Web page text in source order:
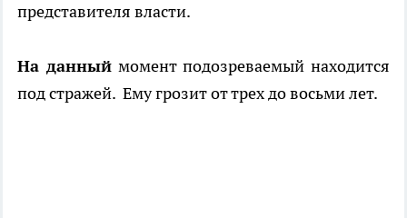
представителя власти.
На данныймомент подозреваемый находится
под стражей. Ему грозит от трех до восьми лет.